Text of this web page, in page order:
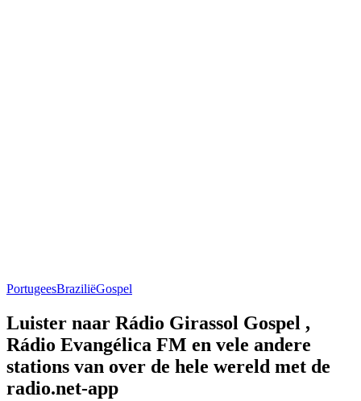
PortugeesBraziliëGospel
Luister naar Rádio Girassol Gospel ,
Rádio Evangélica FM en vele andere
stations van over de hele wereld met de
radio.net-app